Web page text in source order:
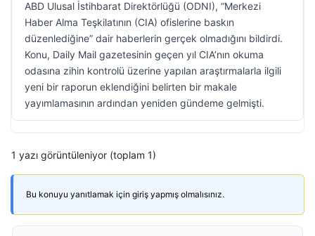
ABD Ulusal İstihbarat Direktörlüğü (ODNI), “Merkezi
Haber Alma Teşkilatının (CIA) ofislerine baskın
düzenlediğine” dair haberlerin gerçek olmadığını bildirdi.
Konu, Daily Mail gazetesinin geçen yıl CIA’nın okuma
odasına zihin kontrolü üzerine yapılan araştırmalarla ilgili
yeni bir raporun eklendiğini belirten bir makale
yayımlamasının ardından yeniden gündeme gelmişti.
1 yazı görüntüleniyor (toplam 1)
Bu konuyu yanıtlamak için giriş yapmış olmalısınız.